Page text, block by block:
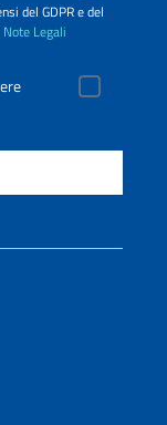
del GDPR e del
Note Legali